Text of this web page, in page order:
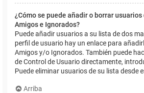
¿Cómo se puede añadir o borrar
Amigos e Ignorados?
Puede añadir usuarios a su lista de dos
perfil de usuario hay un enlace para
Amigos y/o Ignorados. También puede
de Control de Usuario directamente,
Puede eliminar usuarios de su lista desde
Arriba